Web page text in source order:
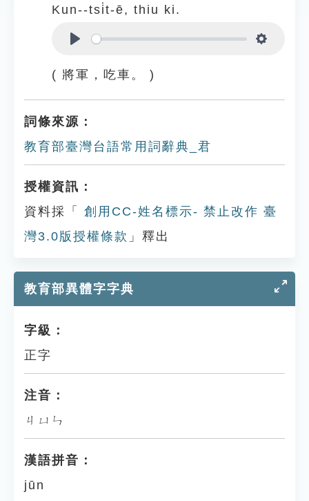
Kun--tsi̍t-ē, thiu ki.
( 將軍，吃車。 )
詞條來源：
教育部臺灣台語常用詞辭典_君
授權資訊：
資料採「
創用CC-姓名標示- 禁止改作 臺
灣3.0版授權條款 」釋出
教育部異體字字典
字級：
正字
注音：
ㄐㄩㄣ
漢語拼音：
jūn